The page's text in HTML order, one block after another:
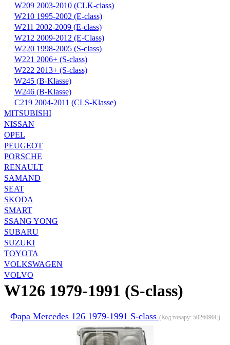
W209 2003-2010 (CLK-class)
W210 1995-2002 (E-class)
W211 2002-2009 (E-class)
W212 2009-2012 (E-Class)
W220 1998-2005 (S-class)
W221 2006+ (S-class)
W222 2013+ (S-class)
W245 (B-Klasse)
W246 (B-Klasse)
С219 2004-2011 (CLS-Klasse)
MITSUBISHI
NISSAN
OPEL
PEUGEOT
PORSCHE
RENAULT
SAMAND
SEAT
SKODA
SMART
SSANG YONG
SUBARU
SUZUKI
TOYOTA
VOLKSWAGEN
VOLVO
W126 1979-1991 (S-class)
Фара Merсedes 126 1979-1991 S-class (Код товару: 5026090E)